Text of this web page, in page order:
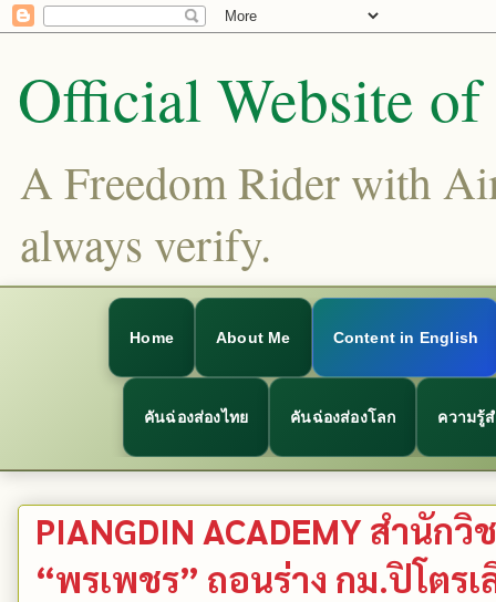
Official Website
A Freedom Rider with
always verify.
Home About Me Content in English
คันฉ่องส่องไทย คันฉ่องส่องโลก ความรู้
PIANGDIN ACADEMY สำนั
“พรเพชร” ถอนร่าง กม.ปิโตร